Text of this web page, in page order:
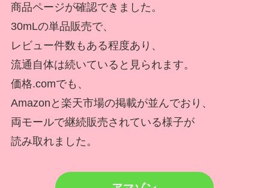
商品ページが確認できました。
30mLの単品販売で、
レビュー件数もある程度あり、
流通自体は続いていると見られます。
価格.comでも、
Amazonと楽天市場の掲載が並んでおり、
両モールで継続販売されている様子が
読み取れました。